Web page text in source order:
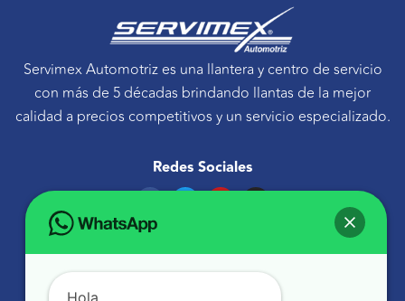
Servimex Automotriz es una llantera y centro de servicio
con más de 5 décadas brindando llantas de la mejor
calidad a precios competitivos y un servicio especializado.
Redes Sociales
F
c
e
o
o
T
e
r
Y
b
e
I
g
r
Avenida Tecnológico 30 Sur Querétaro, Qro.
Hola,